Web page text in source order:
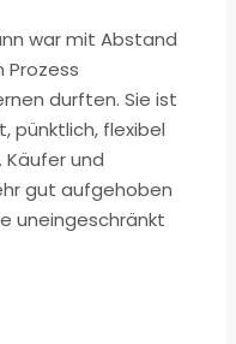
war mit Abstand
Prozess
durften. Sie ist
pünktlich, flexibel
und
gut aufgehoben
uneingeschränkt